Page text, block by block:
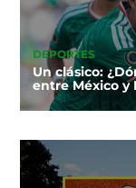
DEPORTES
Un clásico:
entre México y